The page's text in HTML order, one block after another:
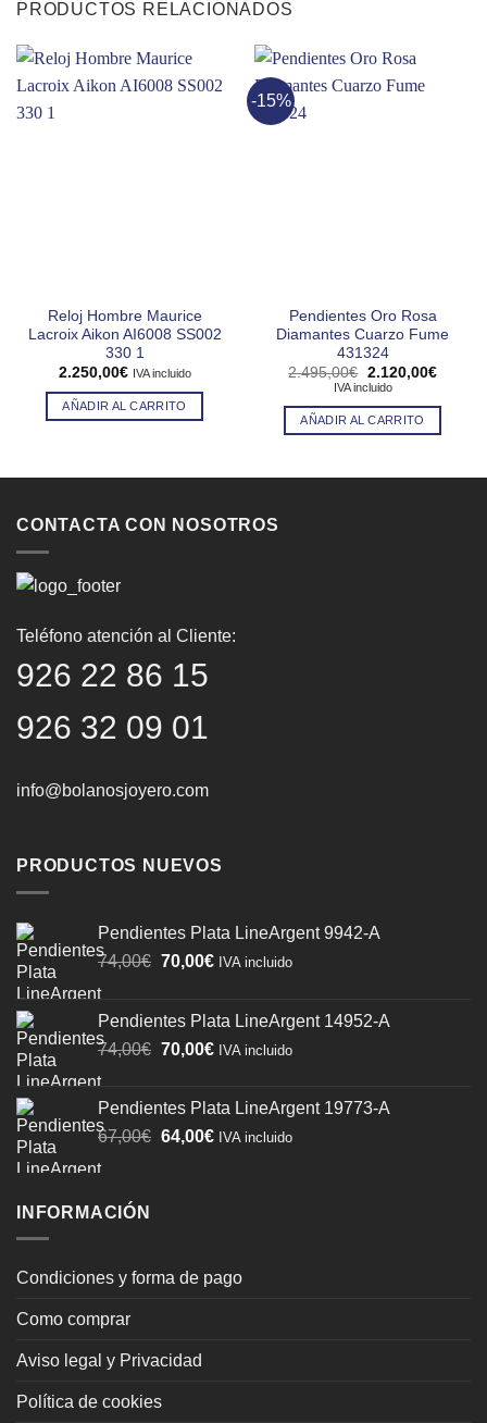
PRODUCTOS RELACIONADOS
Reloj Hombre Maurice
Lacroix Aikon AI6008 SS002
330 1
2.250,00€ IVA incluido
AÑADIR AL CARRITO
-15%
Pendientes Oro Rosa
Diamantes Cuarzo Fume
431324
2.495,00€ El
precio
era:
2.495,00€.
2.120,00€El
IVA incluido
AÑADIR AL CARRITO
CONTACTA CON NOSOTROS
Teléfono atención al Cliente:
926 22 86 15
926 32 09 01
info@bolanosjoyero.com
PRODUCTOS NUEVOS
Pendientes Plata LineArgent 9942-A
74,00€ El
era:
74,00€.
70,00€El
es:
70,00€.
IVA incluido
Pendientes Plata LineArgent 14952-A
74,00€ El
era:
74,00€.
70,00€El
es:
70,00€.
IVA incluido
Pendientes Plata LineArgent 19773-A
67,00€ El
64,00€ElIVA incluido
INFORMACIÓN
Condiciones y forma de pago
Como comprar
Aviso legal y Privacidad
Política de cookies